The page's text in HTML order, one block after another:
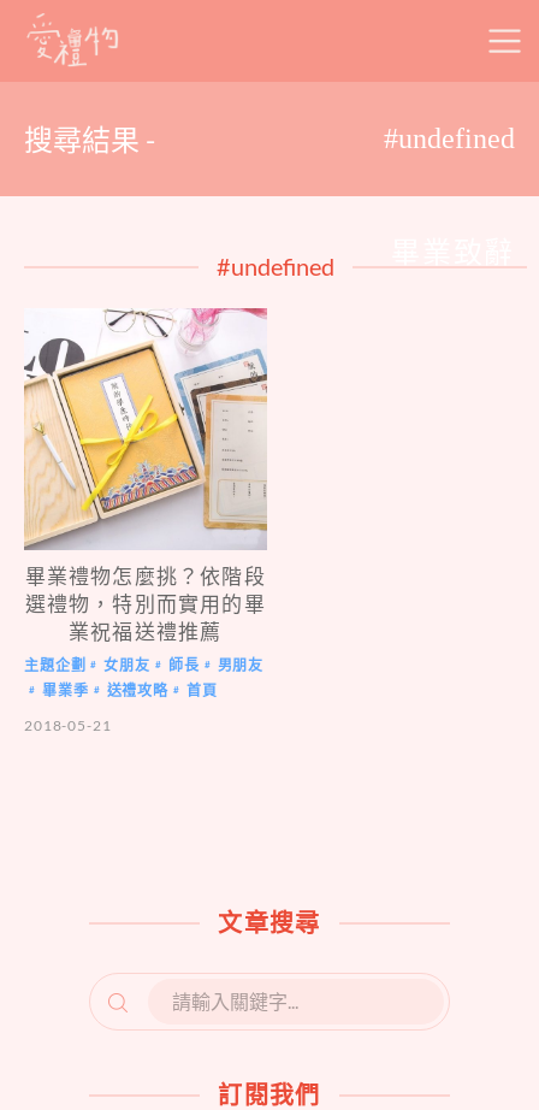
Skip
搜尋結果 - #undefined
#undefined
畢業禮物怎麼挑？依階段
選禮物，特別而實用的畢
業祝福送禮推薦
主題企劃 # 女朋友 # 師長 # 男朋友
# 畢業季 # 送禮攻略 #
首頁
2018-05-21
文章搜尋
SEARCH
FOR:
訂閱我們